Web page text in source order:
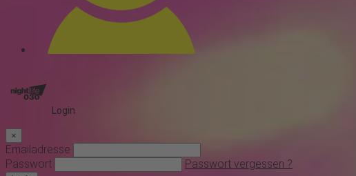
Login
×
Emailadresse
Passwort
Passwort vergessen ?